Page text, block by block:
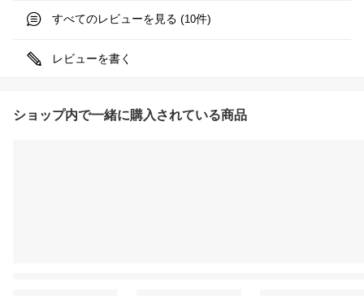
すべてのレビューを見る (10件)
レビューを書く
ショップ内で一緒に購入されている商品